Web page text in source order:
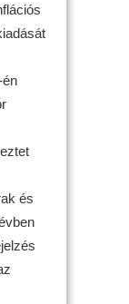
én
és